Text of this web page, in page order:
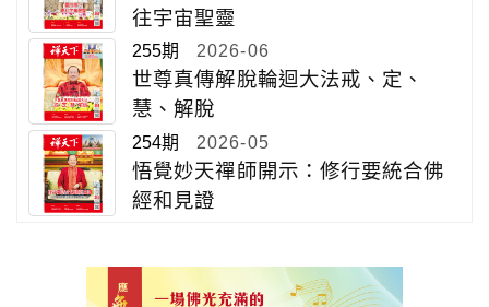
往宇宙聖靈
255期 2026-06
世尊真傳解脫輪迴大法戒、定、
慧、解脫
254期 2026-05
悟覺妙天禪師開示：修行要統合佛
經和見證